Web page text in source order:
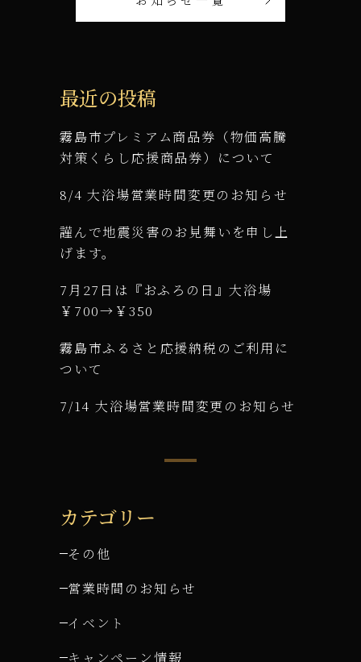
最近の投稿
霧島市プレミアム商品券（物価高騰
対策くらし応援商品券）について
8/4 大浴場営業時間変更のお知らせ
謹んで地震災害のお見舞いを申し上
げます。
7月27日は『おふろの日』大浴場
￥700→￥350
霧島市ふるさと応援納税のご利用に
ついて
7/14 大浴場営業時間変更のお知らせ
カテゴリー
その他
営業時間のお知らせ
イベント
キャンペーン情報